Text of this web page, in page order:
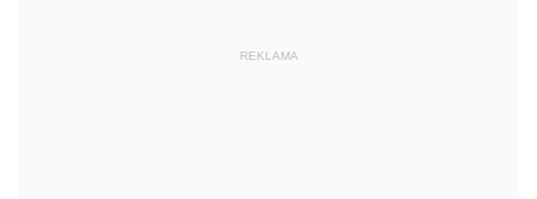
REKLAMA